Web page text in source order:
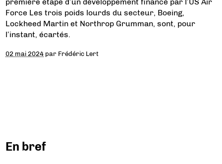
Force Les trois poids lourds du secteur, Boeing,
Lockheed Martin et Northrop Grumman, sont, pour
l’instant, écartés.
02 mai 2024 par Frédéric Lert
En bref